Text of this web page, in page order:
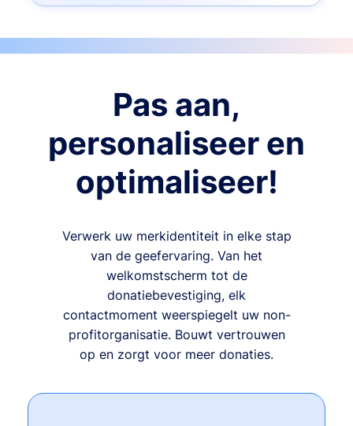
Pas aan,
personaliseer en
optimaliseer!
Verwerk uw merkidentiteit in elke stap
van de geefervaring. Van het
welkomstscherm tot de
donatiebevestiging, elk
contactmoment weerspiegelt uw non-
profitorganisatie. Bouwt vertrouwen
op en zorgt voor meer donaties.